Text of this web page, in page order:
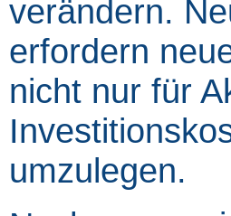
verändern.
erfordern
nicht nur für
umzulegen.